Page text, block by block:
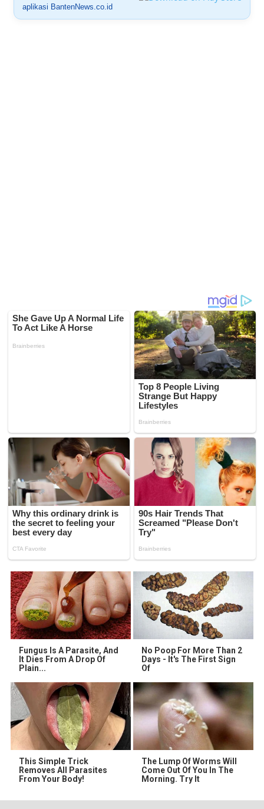
aplikasi BantenNews.co.id
Fungus Is A Parasite, And
It Dies From A Drop Of
Plain...
No Poop For More Than 2
Days - It's The First Sign
Of
This Simple Trick
Removes All Parasites
From Your Body!
The Lump Of Worms Will
Come Out Of You In The
Morning. Try It